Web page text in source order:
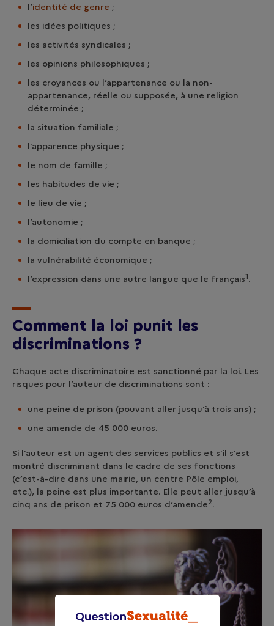
l’identité de genre ;
les idées politiques ;
les activités syndicales ;
les opinions philosophiques ;
les croyances ou l’appartenance ou la non-
appartenance, réelle ou supposée, à une religion
déterminée ;
la situation familiale ;
l’apparence physique ;
le nom de famille ;
les habitudes de vie ;
le lieu de vie ;
l’autonomie ;
la domiciliation du compte en banque ;
la vulnérabilité économique ;
l’expression dans une autre langue que le français1.
Comment la loi punit les
discriminations ?
Chaque acte discriminatoire est sanctionné par la loi. Les
risques pour l’auteur de discriminations sont :
une peine de prison (pouvant aller jusqu’à trois ans) ;
une amende de 45 000 euros.
Si l’auteur est un agent des services publics et s’il s’est
montré discriminant dans le cadre de ses fonctions
(c’est-à-dire dans une mairie, un centre Pôle emploi,
etc.), la peine est plus importante. Elle peut aller jusqu’à
cinq ans de prison et 75 000 euros d’amende2.